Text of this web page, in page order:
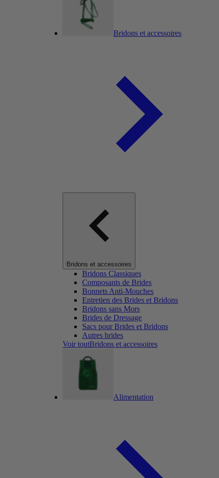
Bridons et accessoires
Bridons et accessoires
Bridons Classiques
Composants de Brides
Bonnets Anti-Mouches
Entretien des Brides et Bridons
Bridons sans Mors
Brides de Dressage
Sacs pour Brides et Bridons
Autres brides
Voir toutBridons et accessoires
Alimentation